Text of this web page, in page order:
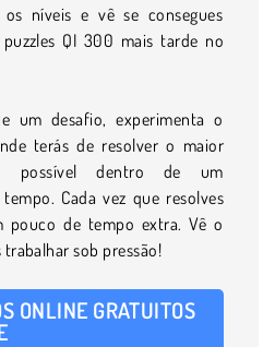
níveis e vê se consegues
QI 300 mais tarde no
um desafio, experimenta o
terás de resolver o maior
possível dentro de um
Cada vez que resolves
pouco de tempo extra. Vê o
sob pressão!
ONLINE GRATUITOS